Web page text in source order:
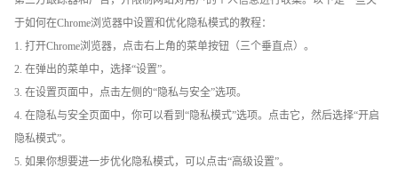
于如何在Chrome浏览器中设置和优化隐私模式的教程：
1. 打开Chrome浏览器，点击右上角的菜单按钮（三个垂直点）。
2. 在弹出的菜单中，选择“设置”。
3. 在设置页面中，点击左侧的“隐私与安全”选项。
4. 在隐私与安全页面中，你可以看到“隐私模式”选项。点击它，然后选择“开启
隐私模式”。
5. 如果你想要进一步优化隐私模式，可以点击“高级设置”。